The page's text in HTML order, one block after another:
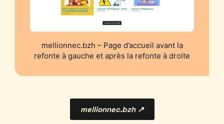
mellionnec.bzh – Page d’accueil avant la
refonte à gauche et après la refonte à droite
mellionnec.bzh ↗